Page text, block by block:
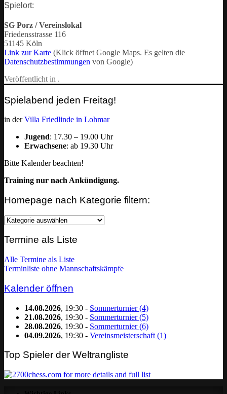
Spielort:
SG Porz / Vereinslokal
Friedensstrasse 116
51145 Köln
Link zur Karte (Klick öffnet Google Maps. Es gelten die
Datenschutzbestimmungen von Google)
Veröffentlicht in .
Spielabend jeden Freitag!
in derVilla Friedlinde in Lohmar
Jugend: 17.30 – 19.00 Uhr
Erwachsene: ab 19.30 Uhr
Bitte Kalender beachten!
Training nur nach Ankündigung.
Homepage nach Kategorie filtern:
Homepage
Kategorie
Termine als Liste
Alle Termine als Liste
Terminliste ohne Mannschaftskämpfe
Kalender öffnen
14.08.2026, 19:30 - Sommerturnier (4)
21.08.2026, 19:30 - Sommerturnier (5)
28.08.2026, 19:30 - Sommerturnier (6)
04.09.2026, 19:30 - Vereinsmeisterschaft (1)
Top Spieler der Weltrangliste